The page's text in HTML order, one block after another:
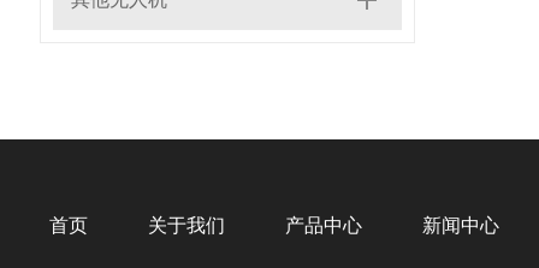
首页 关于我们 产品中心 新闻中心